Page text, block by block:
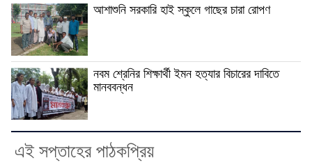
আশাশুনি সরকারি হাই স্কুলে গাছের চারা রোপণ
নবম শ্রেনির শিক্ষার্থী ইমন হত্যার বিচারের দাবিতে
মানববন্ধন
এই সপ্তাহের পাঠকপ্রিয়